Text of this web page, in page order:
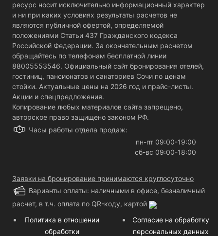
ресурс носит исключительно информационный характер
и ни при каких условиях результаты расчетов не
являются публичной офертой, определяемой
положениями Статьи 437 Гражданского кодекса
Российской Федерации. За окончательным расчетом
обращайтесь по телефонам бесплатной линии
88005553546. Официальный сайт бронирования отелей,
гостиниц, пансионатов и санаториев Сочи по ценам
стойки. Актуальные цены на 2026 год и прайс-листы.
Акции и спецпредложения.
Копирование любых материалов сайта запрещено,
авторское право защищено законом РФ.
Часы работы отдела продаж:
пн-пт 09:00-19:00
сб-вс 09:00-18:00
Заявки на бронирование принимаются круглосуточно
Варианты оплаты: наличными в офисе, безналичный
расчет, в т.ч. оплата по QR-коду, картой
Политика в отношении
обработки
Согласие на обработку
персональных данных